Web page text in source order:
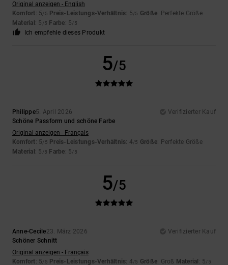
Original anzeigen - English
Komfort: 5/5 Preis-Leistungs-Verhältnis: 5/5 Größe: Perfekte Größe
Material : 5 /5 Farbe: 5/5
Ich empfehle dieses Produkt
5/5
Philippe5. April 2026
Verifizierter Kauf
Schöne Passform und schöne Farbe
Original anzeigen - Français
Komfort: 5/5 Preis-Leistungs-Verhältnis: 4/5 Größe: Perfekte Größe
Material : 5 /5 Farbe: 5/5
5/5
Anne-Cecile23. März 2026
Verifizierter Kauf
Schöner Schnitt
Original anzeigen - Français
Komfort: 5/5 Preis-Leistungs-Verhältnis: 4/5 Größe: Groß Material : 5/5